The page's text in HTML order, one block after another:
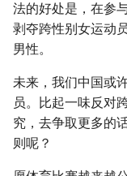
法的好处是，在参
剥夺跨性别女运动
男性。
未来，我们中国或
员。比起一味反对
究，去争取更多的
则呢？